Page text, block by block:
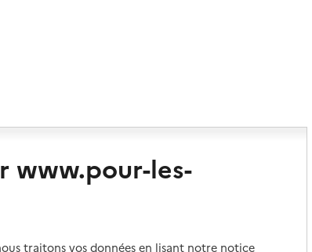
www.pour-les-
traitons vos données en lisant notre notice